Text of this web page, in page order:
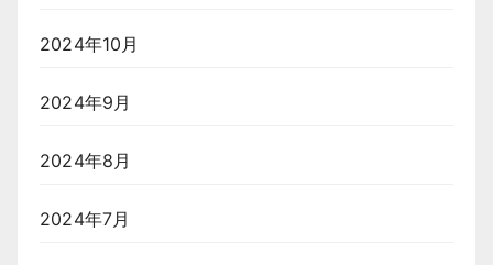
2024年10月
2024年9月
2024年8月
2024年7月